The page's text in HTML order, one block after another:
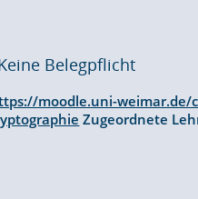
Belegpflicht
moodle.uni-weimar.de/
Zugeordnete